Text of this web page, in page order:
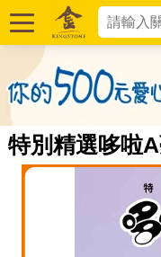
特別精選哆啦